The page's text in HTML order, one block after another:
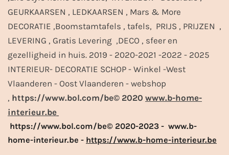
GEURKAARSEN , LEDKAARSEN , Mars & More
DECORATIE ,Boomstamtafels , tafels, PRIJS , PRIJZEN ,
LEVERING , Gratis Levering ,DECO , sfeer en
gezelligheid in huis. 2019 - 2020-2021 -2022 - 2025
INTERIEUR- DECORATIE SCHOP - Winkel -West
Vlaanderen - Oost Vlaanderen - webshop
, https://www.bol.com/be© 2020 www.b-home-
interieur.be
https://www.bol.com/be© 2020-2023 - www.b-
home-interieur.be - https://www.b-home-interieur.be